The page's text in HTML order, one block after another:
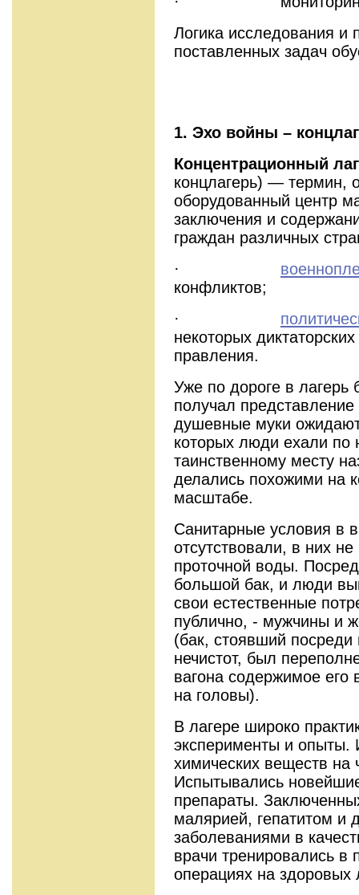
Логика исследования и
поставленных задач
1. Эхо войны –
Концентрационный
концлагерь) — термин,
оборудованный центр
заключения и
граждан различных
·
конфликтов;
·
некоторых
правления.
Уже по дороге в
получал
душевные муки
которых люди ехали по
таинственному месту
делались похожими на
масштабе.
Санитарные условия в
отсутствовали, в них
проточной воды.
большой бак, и люди
свои естественные
публично, - мужчины и
(бак, стоявший
нечистот, был
вагона содержимое его
на головы).
В лагере широко
эксперименты и опыты.
химических веществ на
Испытывались
препараты.
малярией, гепатитом и
заболеваниями в
врачи тренировались в
операциях на здоровых